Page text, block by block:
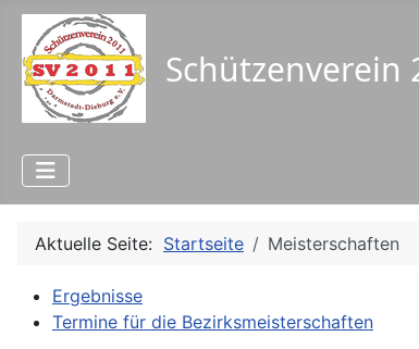
Aktuelle Seite: Startseite Meisterschaften
Ergebnisse
Termine für die Bezirksmeisterschaften